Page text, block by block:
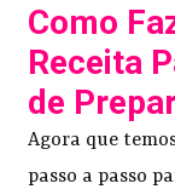
Como
Receita
de
Agora que
passo a passo